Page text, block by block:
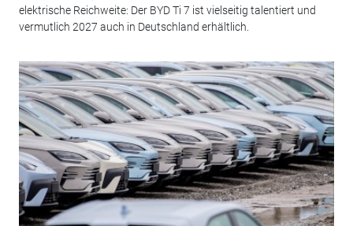
elektrische Reichweite: Der BYD Ti 7 ist vielseitig talentiert und
vermutlich 2027 auch in Deutschland erhältlich.